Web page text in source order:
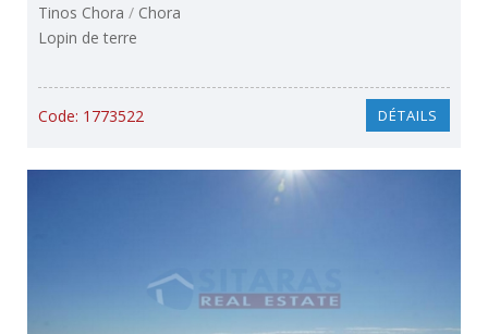
Tinos Chora / Chora
Lopin de terre
Code: 1773522 DÉTAILS